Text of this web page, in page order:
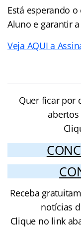
Está esperando
Aluno e garantir
Veja AQUI a
Quer ficar por
abertos
Receba
notícias
Clique no link